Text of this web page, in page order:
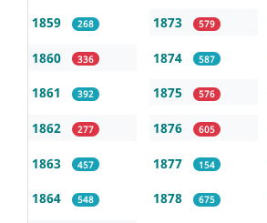
1859 268
1860 336
1861 392
1862 277
1863 457
1864 548
1873 579
1874 587
1875 576
1876 605
1877 154
1878 675